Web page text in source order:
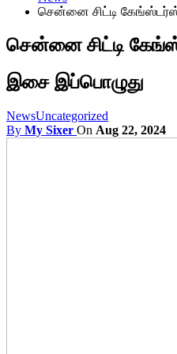
சென்னை சிட்டி
சென்னை சிட்டி
இசை இப்பொழுது
NewsUncategorized
By My Sixer On Aug 22, 2024